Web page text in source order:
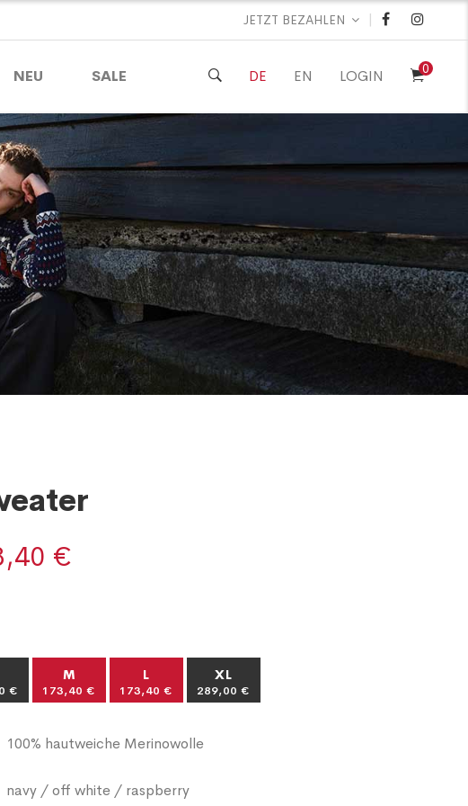
JETZT BEZAHLEN |
NEU SALE DE EN LOGIN 0
€
€
M
173,40 €
L
173,40 €
XL
289,00 €
100% hautweiche Merinowolle
navy / off white / raspberry